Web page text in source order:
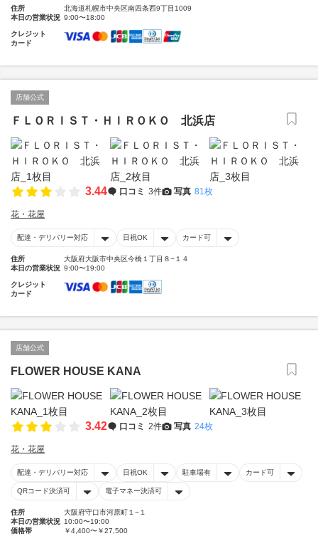
住所
北海道札幌市中央区南四条西9丁目1009
本日の営業状況 9:00〜18:00
クレジット
カード
店舗公式
ＦＬＯＲＩＳＴ・ＨＩＲＯＫＯ 北浜店
3.44 口コミ 3件 写真 81枚
花・花屋
配達・デリバリー対応 日祝OK カード可
住所
大阪府大阪市中央区今橋１丁目８−１４
本日の営業状況 9:00〜19:00
クレジット
カード
店舗公式
FLOWER HOUSE KANA
3.42 口コミ 2件 写真 24枚
花・花屋
配達・デリバリー対応 日祝OK 駐車場有 カード可
QRコード決済可 電子マネー決済可
住所
大阪府守口市河原町１−１
本日の営業状況 10:00〜19:00
価格帯
￥4,400〜￥27,500